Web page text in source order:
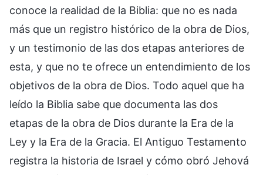
conoce la realidad de la Biblia: que no es nada
más que un registro histórico de la obra de Dios,
y un testimonio de las dos etapas anteriores de
esta, y que no te ofrece un entendimiento de los
objetivos de la obra de Dios. Todo aquel que ha
leído la Biblia sabe que documenta las dos
etapas de la obra de Dios durante la Era de la
Ley y la Era de la Gracia. El Antiguo Testamento
registra la historia de Israel y cómo obró Jehová